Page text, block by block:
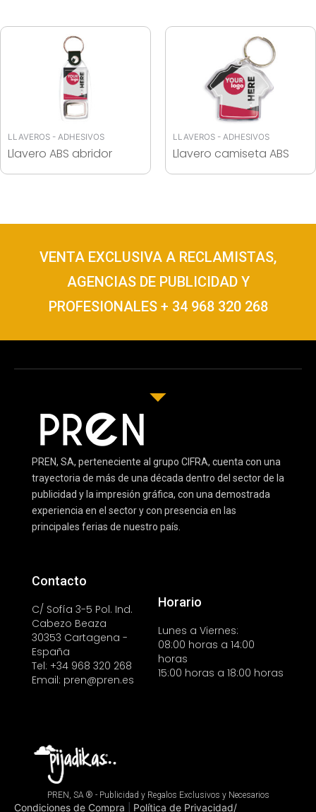
LLAVEROS - ADHESIVOS
Llavero ABS abridor
LLAVEROS - ADHESIVOS
Llavero camiseta ABS
VENTA EXCLUSIVA A RECLAMISTAS,
AGENCIAS DE PUBLICIDAD Y
PROFESIONALES + 34 968 320 268
PREN, SA, perteneciente al grupo CIFRA, cuenta con una
trayectoria de más de una década dentro del sector de la
publicidad y la impresión gráfica, con una demostrada
experiencia en el sector y con presencia en las
principales ferias de nuestro país.
Contacto
C/ Sofía 3-5 Pol. Ind.
Cabezo Beaza
30353 Cartagena -
España
Tel: +34 968 320 268
Email: pren@pren.es
Horario
Lunes a Viernes:
08:00 horas a 14:00
horas
15:00 horas a 18:00 horas
PREN, SA ® - Publicidad y Regalos Exclusivos y Necesarios
Condiciones de Compra Política de Privacidad/